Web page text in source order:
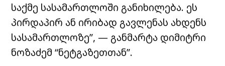
საქმე სასამართლოში განიხილება. ეს
პირდაპირ ან ირიბად გავლენას ახდენს
სასამართლოზე”, — განმარტა დიმიტრი
ნოზაძემ “ნეტგაზეთთან”.